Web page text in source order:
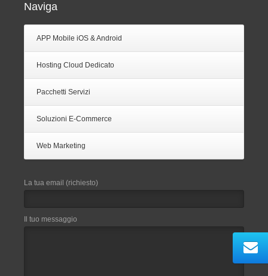
Naviga
APP Mobile iOS & Android
Hosting Cloud Dedicato
Pacchetti Servizi
Soluzioni E-Commerce
Web Marketing
La tua email (richiesto)
Il tuo messaggio